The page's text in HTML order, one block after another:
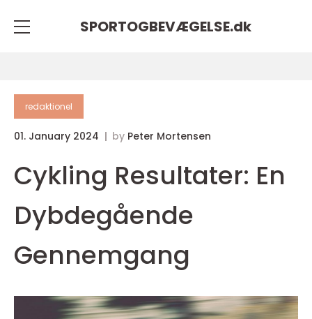
SPORTOGBEVÆGELSE.dk
redaktionel
01. January 2024 by Peter Mortensen
Cykling Resultater: En
Dybdegående
Gennemgang